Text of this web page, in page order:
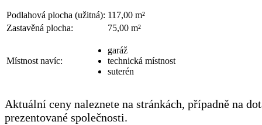
Podlahová plocha (užitná): 117,00 m²
Zastavěná plocha:
75,00 m²
Místnost navíc:
garáž
technická místnost
suterén
Aktuální ceny naleznete na stránkách, případně na
prezentované společnosti.